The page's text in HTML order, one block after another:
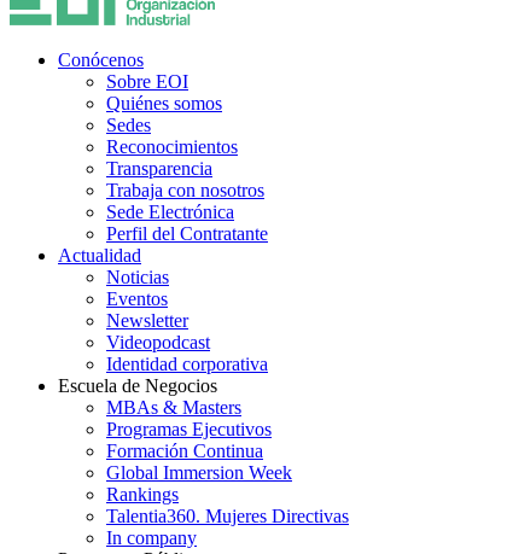
Conócenos
Sobre EOI
Quiénes somos
Sedes
Reconocimientos
Transparencia
Trabaja con nosotros
Sede Electrónica
Perfil del Contratante
Actualidad
Noticias
Eventos
Newsletter
Videopodcast
Identidad corporativa
Escuela de Negocios
MBAs & Masters
Programas Ejecutivos
Formación Continua
Global Immersion Week
Rankings
Talentia360. Mujeres Directivas
In company